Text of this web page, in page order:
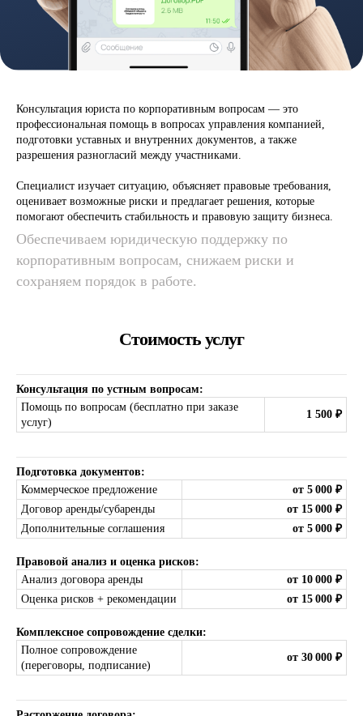
Консультация юриста по корпоративным вопросам — это
профессиональная помощь в вопросах управления компанией,
подготовки уставных и внутренних документов, а также
разрешения разногласий между участниками.
Специалист изучает ситуацию, объясняет правовые требования,
оценивает возможные риски и предлагает решения, которые
помогают обеспечить стабильность и правовую защиту бизнеса.
Обеспечиваем юридическую поддержку по
корпоративным вопросам, снижаем риски и
сохраняем порядок в работе.
Стоимость услуг
Консультация по устным вопросам:
Помощь по вопросам (бесплатно при заказе
услуг)
1 500 ₽
Подготовка документов:
Коммерческое предложение
от 5 000 ₽
Договор аренды/субаренды
от 15 000 ₽
Дополнительные соглашения
от 5 000 ₽
Правовой анализ и оценка рисков:
Анализ договора аренды
от 10 000 ₽
Оценка рисков + рекомендации
от 15 000 ₽
Комплексное сопровождение сделки:
Полное сопровождение
(переговоры, подписание)
от 30 000 ₽